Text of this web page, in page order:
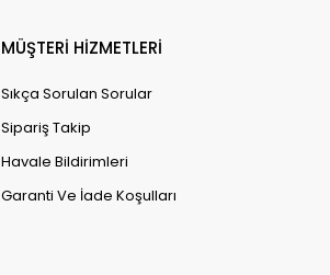
MÜŞTERİ HİZMETLERİ
Sıkça Sorulan Sorular
Sipariş Takip
Havale Bildirimleri
Garanti Ve İade Koşulları